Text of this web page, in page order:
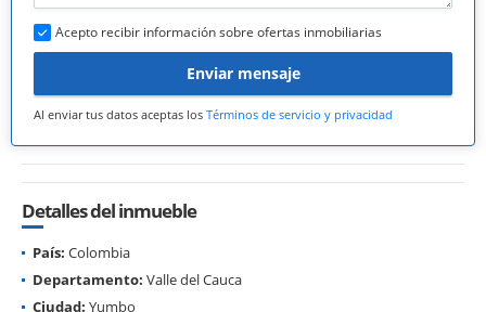
Acepto recibir información sobre ofertas inmobiliarias
Enviar mensaje
Al enviar tus datos aceptas los Términos de servicio y privacidad
Detalles del inmueble
País: Colombia
Departamento: Valle del Cauca
Ciudad: Yumbo